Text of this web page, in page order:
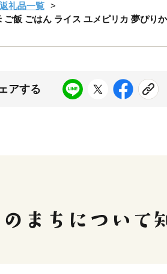
礼品一覧
飯 ごはん ライス ユメピリカ 夢ぴり
アする